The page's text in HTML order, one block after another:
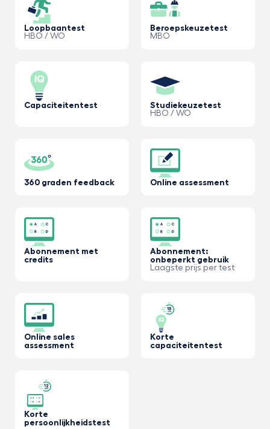
Loopbaantest
HBO / WO
Beroepskeuzetest
MBO
Capaciteitentest
Studiekeuzetest
HBO / WO
360 graden feedback Online assessment
Abonnement met
credits
Abonnement:
onbeperkt gebruik
Laagste prijs per test
Online sales
assessment
Korte
capaciteitentest
Korte
persoonlijkheidstest